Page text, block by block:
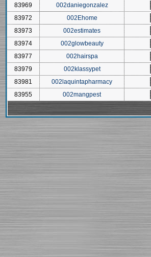
83969
002daniegonzalez
83972
002Ehome
83973
002estimates
83974
002glowbeauty
83977
002hairspa
83979
002klassypet
83981
002laquintapharmacy
83955
002mangpest